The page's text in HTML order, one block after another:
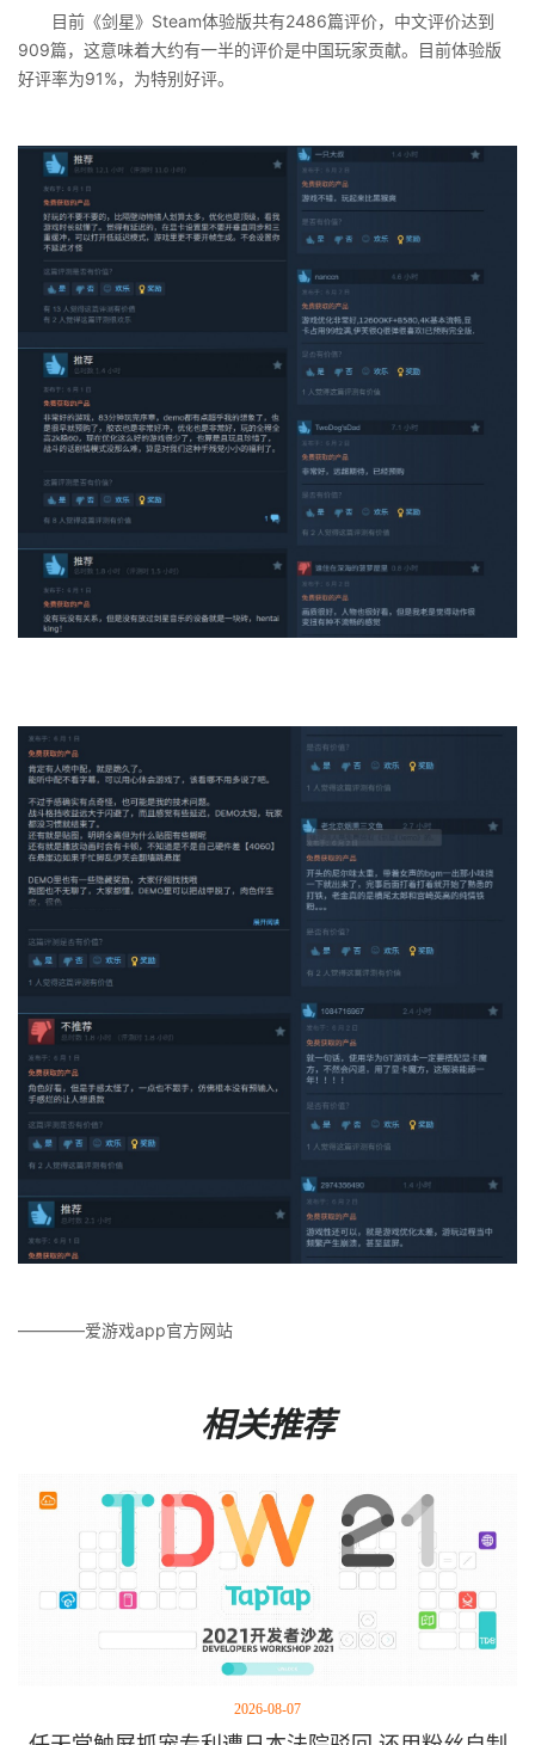
目前《剑星》Steam体验版共有2486篇评价，中文评价达到
909篇，这意味着大约有一半的评价是中国玩家贡献。目前体验版
好评率为91%，为特别好评。
————爱游戏app官方网站
相关推荐
2026-08-07